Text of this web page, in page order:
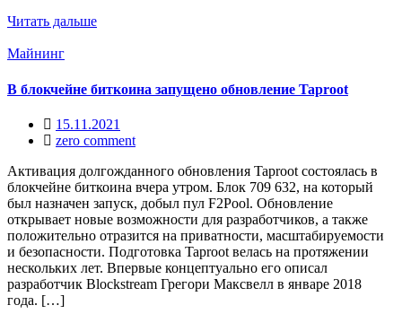
Читать дальше
Майнинг
В блокчейне биткоина запущено обновление Taproot
15.11.2021
zero comment
Активация долгожданного обновления Taproot состоялась в
блокчейне биткоина вчера утром. Блок 709 632, на который
был назначен запуск, добыл пул F2Pool. Обновление
открывает новые возможности для разработчиков, а также
положительно отразится на приватности, масштабируемости
и безопасности. Подготовка Taproot велась на протяжении
нескольких лет. Впервые концептуально его описал
разработчик Blockstream Грегори Максвелл в январе 2018
года. […]